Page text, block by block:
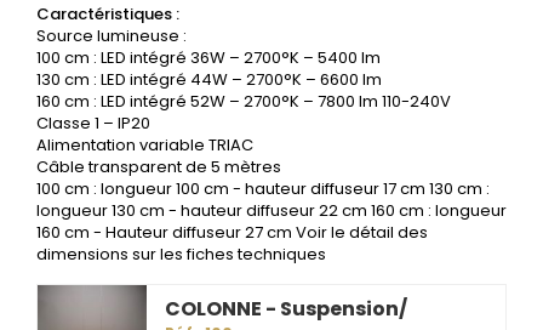
Caractéristiques :
Source lumineuse :
100 cm : LED intégré 36W – 2700°K – 5400 lm
130 cm : LED intégré 44W – 2700°K – 6600 lm
160 cm : LED intégré 52W – 2700°K – 7800 lm 110-240V
Classe 1 – IP20
Alimentation variable TRIAC
Câble transparent de 5 mètres
100 cm : longueur 100 cm - hauteur diffuseur 17 cm 130 cm :
longueur 130 cm - hauteur diffuseur 22 cm 160 cm : longueur
160 cm - Hauteur diffuseur 27 cm Voir le détail des
dimensions sur les fiches techniques
COLONNE - Suspension/